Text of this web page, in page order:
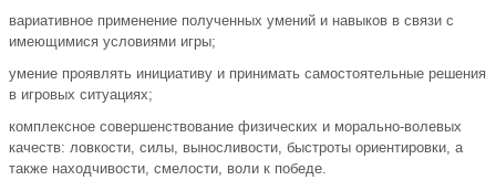
вариативное применение полученных умений и навыков в связи с
имеющимися условиями игры;
умение проявлять инициативу и принимать самостоятельные решения
в игровых ситуациях;
комплексное совершенствование физических и морально-волевых
качеств: ловкости, силы, выносливости, быстроты ориентировки, а
также находчивости, смелости, воли к победе.